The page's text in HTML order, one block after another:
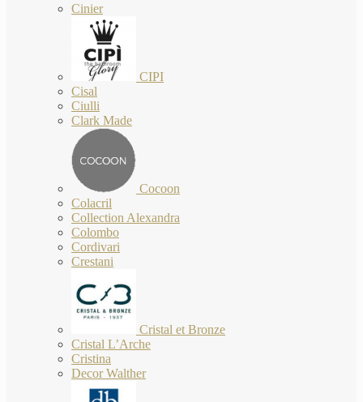
Cinier
CIPI
Cisal
Ciulli
Clark Made
Cocoon
Colacril
Collection Alexandra
Colombo
Cordivari
Crestani
Cristal et Bronze
Cristal L’Arche
Cristina
Decor Walther